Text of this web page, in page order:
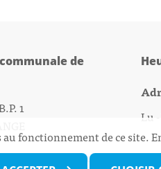
de
1
au fonctionnement de ce